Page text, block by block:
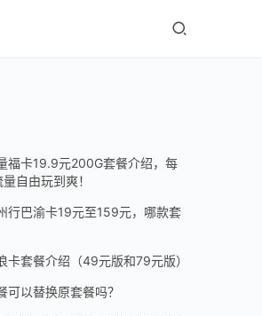
福卡19.9元200G套餐介绍，每
自由玩到爽！
行巴渝卡19元至159元，哪款套
卡套餐介绍（49元版和79元版）
可以替换原套餐吗？